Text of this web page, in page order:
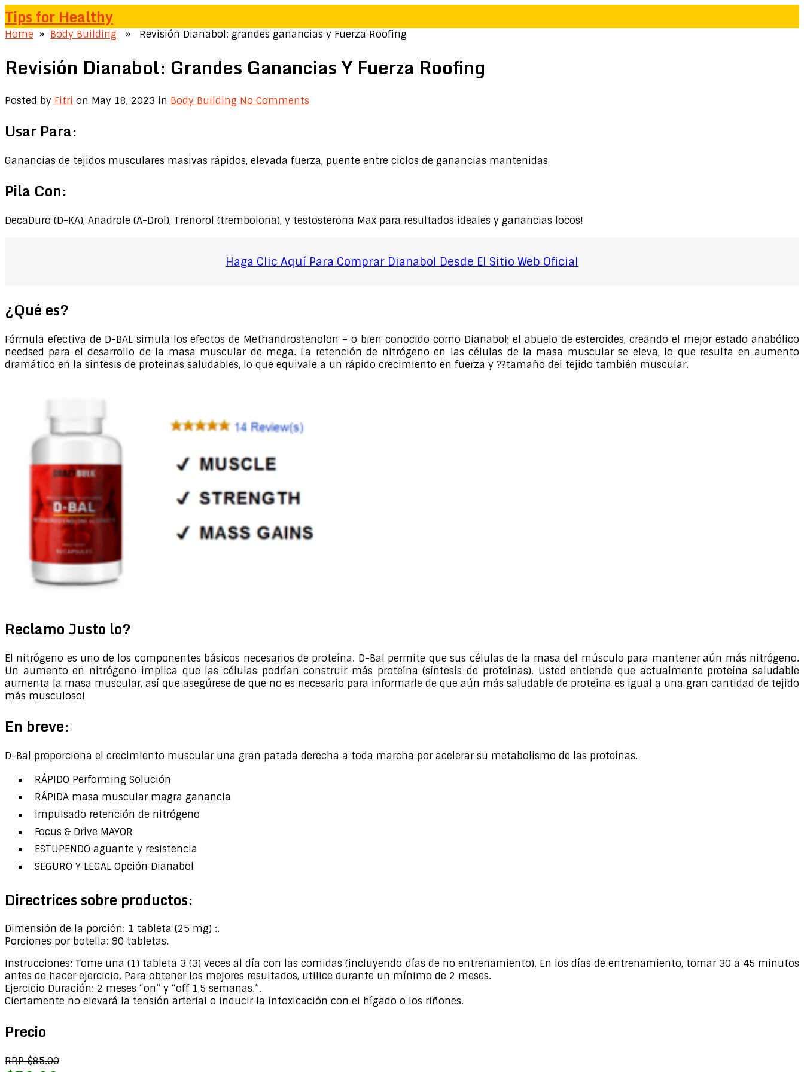
Tips for Healthy
Home » Body Building » Revisión Dianabol: grandes ganancias y Fuerza Roofing
Revisión Dianabol: Grandes Ganancias Y Fuerza Roofing
Posted by Fitri on May 18, 2023 in Body Building No Comments
Usar Para:
Ganancias de tejidos musculares masivas rápidos, elevada fuerza, puente entre ciclos de ganancias mantenidas
Pila Con:
DecaDuro (D-KA), Anadrole (A-Drol), Trenorol (trembolona), y testosterona Max para resultados ideales y ganancias locos!
Haga Clic Aquí Para Comprar Dianabol Desde El Sitio Web Oficial
¿Qué es?
Fórmula efectiva de D-BAL simula los efectos de Methandrostenolon – o bien conocido como Dianabol; el abuelo de esteroides, creando el mejor estado anabólico
needsed para el desarrollo de la masa muscular de mega. La retención de nitrógeno en las células de la masa muscular se eleva, lo que resulta en aumento
dramático en la síntesis de proteínas saludables, lo que equivale a un rápido crecimiento en fuerza y ??tamaño del tejido también muscular.
Reclamo Justo lo?
El nitrógeno es uno de los componentes básicos necesarios de proteína. D-Bal permite que sus células de la masa del músculo para mantener aún más nitrógeno.
Un aumento en nitrógeno implica que las células podrían construir más proteína (síntesis de proteínas). Usted entiende que actualmente proteína saludable
aumenta la masa muscular, así que asegúrese de que no es necesario para informarle de que aún más saludable de proteína es igual a una gran cantidad de tejido
más musculoso!
En breve:
D-Bal proporciona el crecimiento muscular una gran patada derecha a toda marcha por acelerar su metabolismo de las proteínas.
RÁPIDO Performing Solución
RÁPIDA masa muscular magra ganancia
impulsado retención de nitrógeno
Focus & Drive MAYOR
ESTUPENDO aguante y resistencia
SEGURO Y LEGAL Opción Dianabol
Directrices sobre productos:
Dimensión de la porción: 1 tableta (25 mg) :.
Porciones por botella: 90 tabletas.
Instrucciones: Tome una (1) tableta 3 (3) veces al día con las comidas (incluyendo días de no entrenamiento). En los días de entrenamiento, tomar 30 a 45 minutos
antes de hacer ejercicio. Para obtener los mejores resultados, utilice durante un mínimo de 2 meses.
Ejercicio Duración: 2 meses “on” y “off 1,5 semanas.”.
Ciertamente no elevará la tensión arterial o inducir la intoxicación con el hígado o los riñones.
Precio
RRP $85.00